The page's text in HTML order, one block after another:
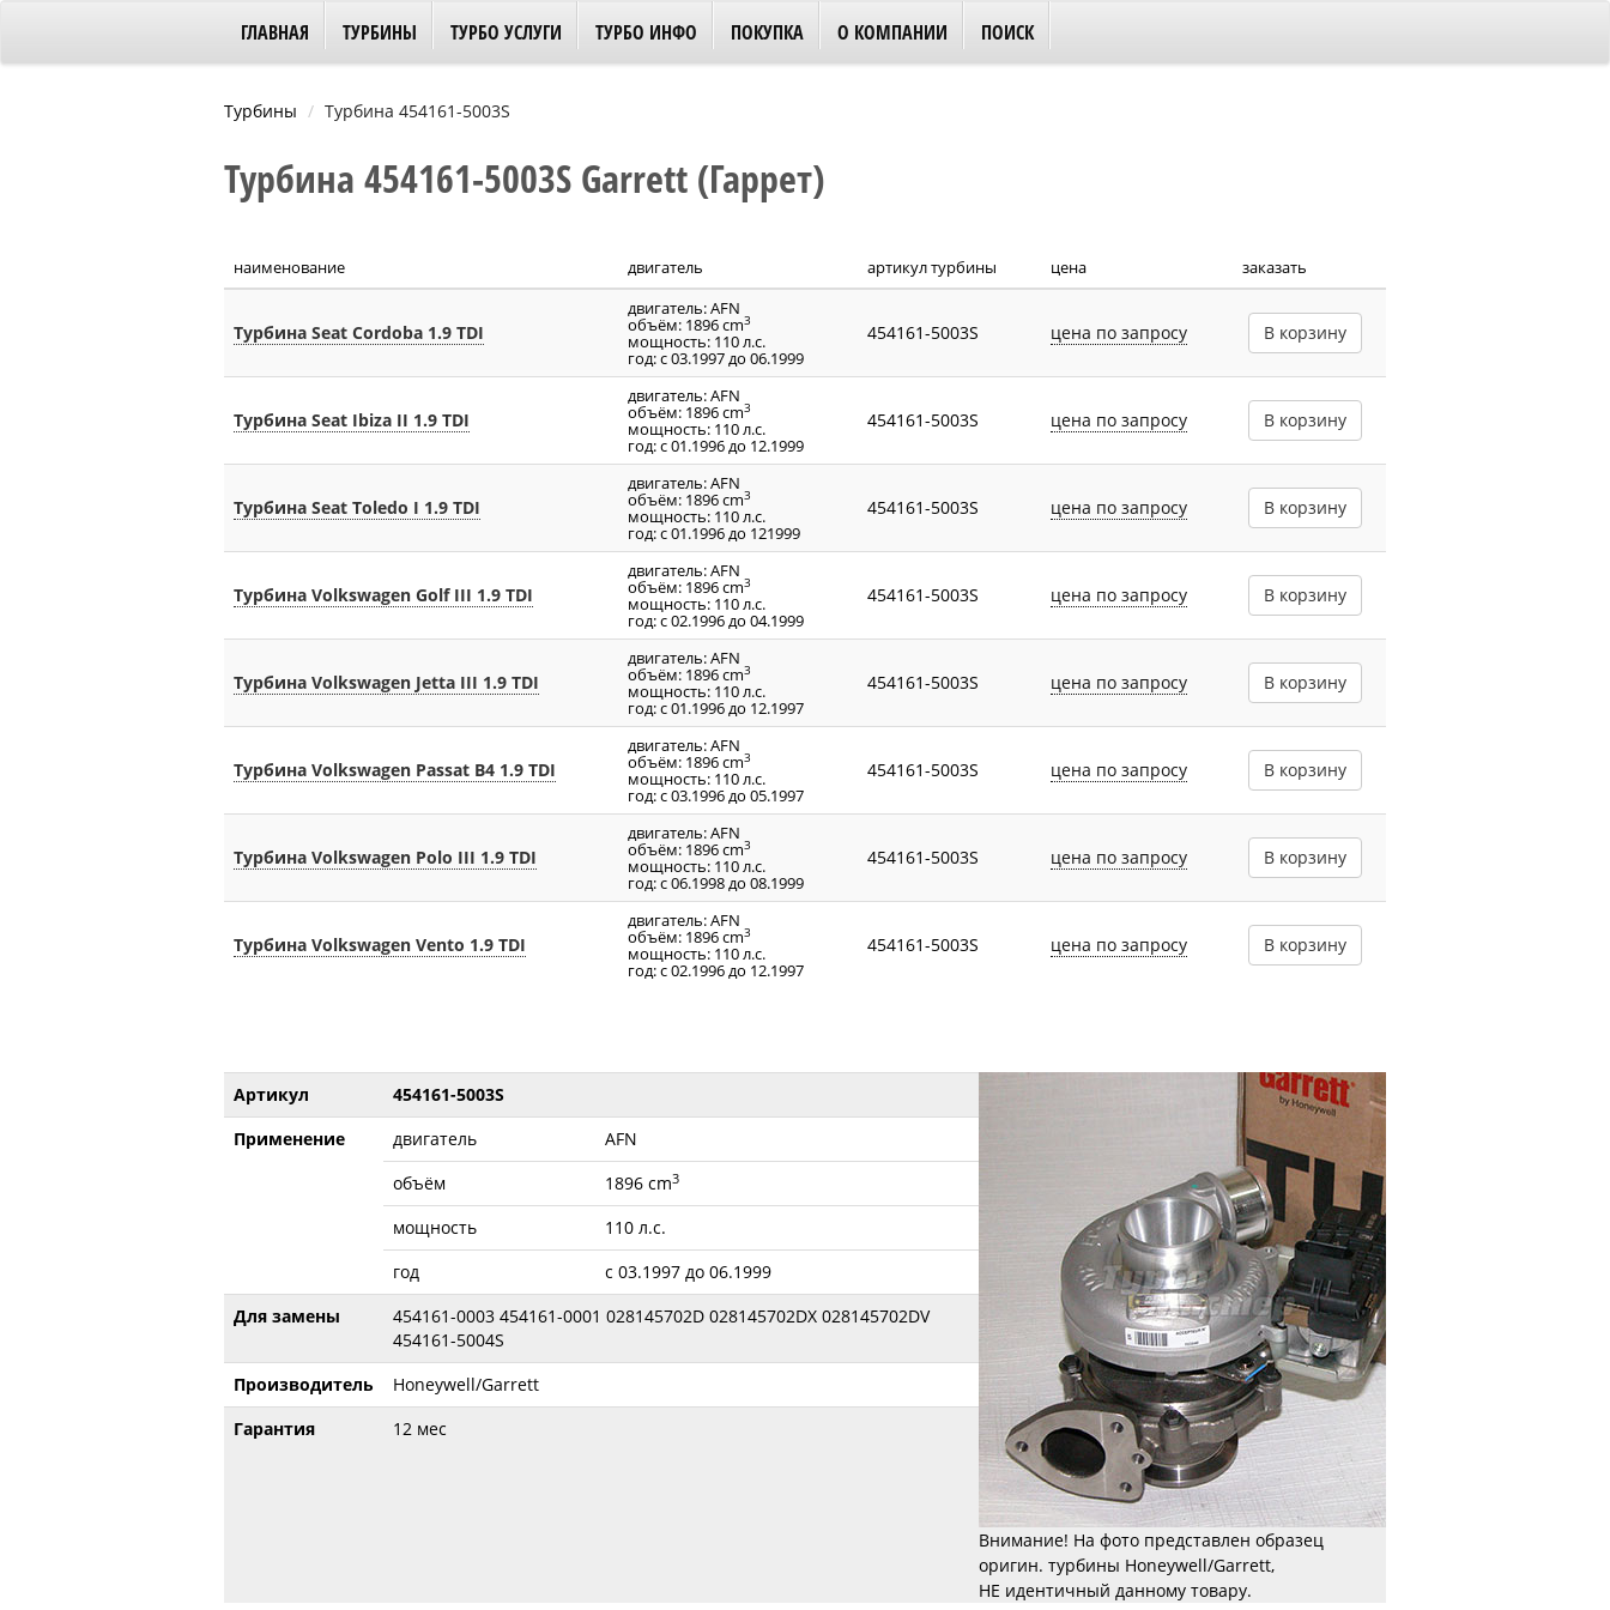
ГЛАВНАЯ ТУРБИНЫ ТУРБО УСЛУГИ ТУРБО ИНФО ПОКУПКА О КОМПАНИИ ПОИСК
Турбины Турбина 454161-5003S
Турбина 454161-5003S Garrett (Гаррет)
наименование двигатель артикул турбины цена заказать
Турбина Seat Cordoba 1.9 TDI
двигатель: AFN
объём: 1896 cm3
мощность: 110 л.с.
год: с 03.1997 до 06.1999
454161-5003S цена по запросу В корзину
Турбина Seat Ibiza II 1.9 TDI
двигатель: AFN
объём: 1896 cm3
мощность: 110 л.с.
год: с 01.1996 до 12.1999
454161-5003S цена по запросу В корзину
Турбина Seat Tоledo I 1.9 TDI
двигатель: AFN
объём: 1896 cm3
мощность: 110 л.с.
год: с 01.1996 до 121999
454161-5003S цена по запросу В корзину
Турбина Volkswagen Golf III 1.9 TDI
двигатель: AFN
объём: 1896 cm3
мощность: 110 л.с.
год: с 02.1996 до 04.1999
454161-5003S цена по запросу В корзину
Турбина Volkswagen Jetta III 1.9 TDI
двигатель: AFN
объём: 1896 cm3
мощность: 110 л.с.
год: с 01.1996 до 12.1997
454161-5003S цена по запросу В корзину
Турбина Volkswagen Passat B4 1.9 TDI
двигатель: AFN
объём: 1896 cm3
мощность: 110 л.с.
год: с 03.1996 до 05.1997
454161-5003S цена по запросу В корзину
Турбина Volkswagen Polo III 1.9 TDI
двигатель: AFN
объём: 1896 cm3
мощность: 110 л.с.
год: с 06.1998 до 08.1999
454161-5003S цена по запросу В корзину
Турбина Volkswagen Ventо 1.9 TDI
двигатель: AFN
объём: 1896 cm3
мощность: 110 л.с.
год: с 02.1996 до 12.1997
454161-5003S цена по запросу В корзину
Артикул
454161-5003S
Применение
двигатель
AFN
объём
1896 cm3
мощность
110 л.с.
год
с 03.1997 до 06.1999
Для замены
454161-0003 454161-0001 028145702D 028145702DX 028145702DV
454161-5004S
Производитель
Honeywell/Garrett
Гарантия
12 мес
Внимание! На фото представлен образец
оригин. турбины Honeywell/Garrett,
НЕ идентичный данному товару.